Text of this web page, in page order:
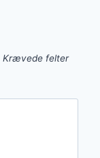
Krævede felter